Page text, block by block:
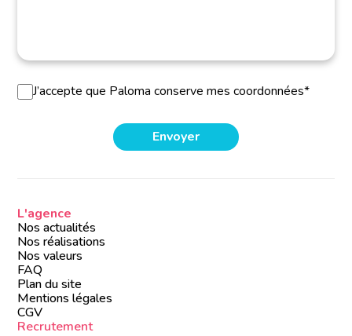
J’accepte que Paloma conserve mes coordonnées*
L'agence
Nos actualités
Nos réalisations
Nos valeurs
FAQ
Plan du site
Mentions légales
CGV
Recrutement